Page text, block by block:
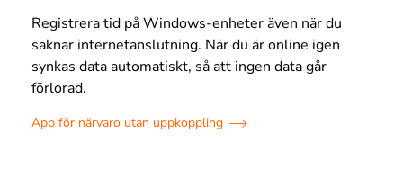
Registrera tid på Windows-enheter även när du
saknar internetanslutning. När du är online igen
synkas data automatiskt, så att ingen data går
förlorad.
App för närvaro utan uppkoppling